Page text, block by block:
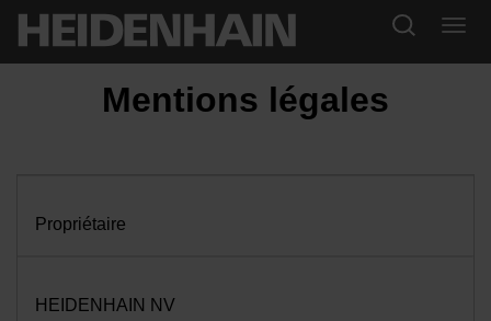
Mentions légales
Propriétaire
HEIDENHAIN NV